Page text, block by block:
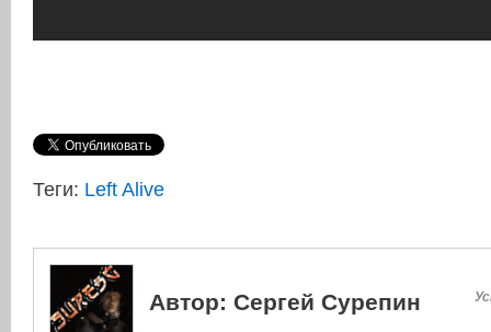
Теги: Left Alive
Автор: Сергей Сурепин